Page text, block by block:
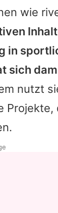
wie
in
sich
nutzt